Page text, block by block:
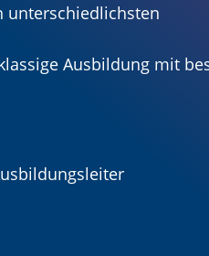
unterschiedlichsten
Ausbildung mit